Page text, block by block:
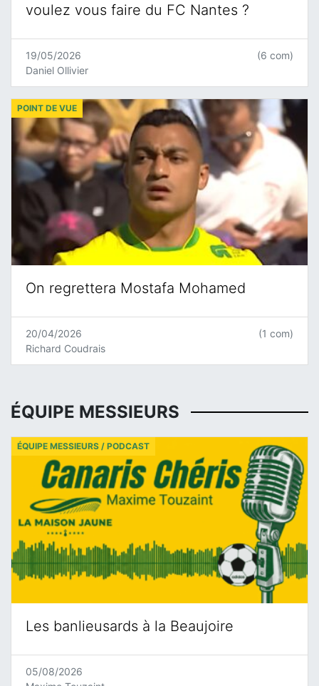
voulez vous faire du FC Nantes ?
19/05/2026
Daniel Ollivier
(6 com)
On regrettera Mostafa Mohamed
POINT DE VUE
20/04/2026
Richard Coudrais
(1 com)
ÉQUIPE MESSIEURS
Les banlieusards à la Beaujoire
ÉQUIPE MESSIEURS / PODCAST
05/08/2026